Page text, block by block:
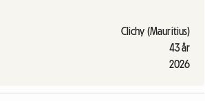
Clichy (Mauritius)
43 år
2026